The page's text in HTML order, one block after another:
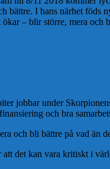
bättre. I hans närhet föds
– blir större, mera och
jobbar under
och bra
och bli bättre på vad än
att det kan vara kritiskt i